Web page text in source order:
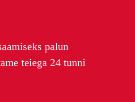
palun
teiega 24 tunni